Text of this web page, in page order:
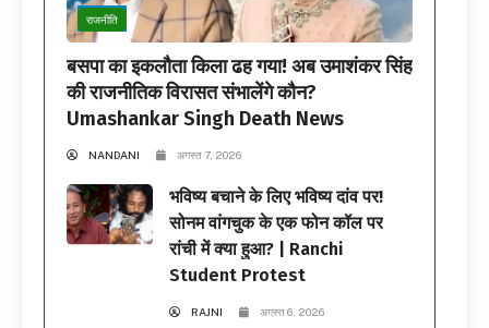
राजनीति
बसपा का इकलौता किला ढह गया! अब उमाशंकर सिंह
की राजनीतिक विरासत संभालेंगे कौन?
Umashankar Singh Death News
NANDANI अगस्त 7, 2026
भविष्य बचाने के लिए भविष्य दांव पर!
सोनम वांगचुक के एक फोन कॉल पर
रांची में क्या हुआ? | Ranchi
Student Protest
RAJNI अगस्त 6, 2026